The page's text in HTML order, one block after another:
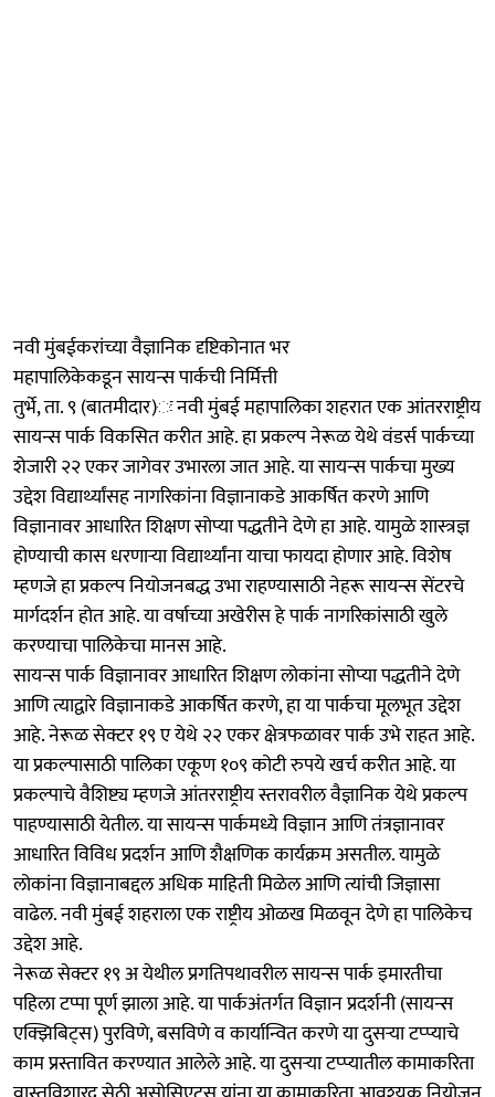
नवी मुंबईकरांच्या वैज्ञानिक दृष्टिकोनात भर
महापालिकेकडून सायन्स पार्कची निर्मित्ती
तुर्भे, ता. ९ (बातमीदार)ः नवी मुंबई महापालिका शहरात एक आंतरराष्ट्रीय
सायन्स पार्क विकसित करीत आहे. हा प्रकल्प नेरूळ येथे वंडर्स पार्कच्या
शेजारी २२ एकर जागेवर उभारला जात आहे. या सायन्स पार्कचा मुख्य
उद्देश विद्यार्थ्यांसह नागरिकांना विज्ञानाकडे आकर्षित करणे आणि
विज्ञानावर आधारित शिक्षण सोप्या पद्धतीने देणे हा आहे. यामुळे शास्त्रज्ञ
होण्याची कास धरणाऱ्या विद्यार्थ्यांना याचा फायदा होणार आहे. विशेष
म्हणजे हा प्रकल्प नियोजनबद्ध उभा राहण्यासाठी नेहरू सायन्स सेंटरचे
मार्गदर्शन होत आहे. या वर्षाच्या अखेरीस हे पार्क नागरिकांसाठी खुले
करण्याचा पालिकेचा मानस आहे.
सायन्स पार्क विज्ञानावर आधारित शिक्षण लोकांना सोप्या पद्धतीने देणे
आणि त्याद्वारे विज्ञानाकडे आकर्षित करणे, हा या पार्कचा मूलभूत उद्देश
आहे. नेरूळ सेक्टर १९ ए येथे २२ एकर क्षेत्रफळावर पार्क उभे राहत आहे.
या प्रकल्पासाठी पालिका एकूण १०९ कोटी रुपये खर्च करीत आहे. या
प्रकल्पाचे वैशिष्ट्य म्हणजे आंतरराष्ट्रीय स्तरावरील वैज्ञानिक येथे प्रकल्प
पाहण्यासाठी येतील. या सायन्स पार्कमध्ये विज्ञान आणि तंत्रज्ञानावर
आधारित विविध प्रदर्शन आणि शैक्षणिक कार्यक्रम असतील. यामुळे
लोकांना विज्ञानाबद्दल अधिक माहिती मिळेल आणि त्यांची जिज्ञासा
वाढेल. नवी मुंबई शहराला एक राष्ट्रीय ओळख मिळवून देणे हा पालिकेच
उद्देश आहे.
नेरूळ सेक्टर १९ अ येथील प्रगतिपथावरील सायन्स पार्क इमारतीचा
पहिला टप्पा पूर्ण झाला आहे. या पार्कअंतर्गत विज्ञान प्रदर्शनी (सायन्स
एक्झिबिट्स) पुरविणे, बसविणे व कार्यान्वित करणे या दुसऱ्या टप्प्याचे
काम प्रस्तावित करण्यात आलेले आहे. या दुसऱ्या टप्प्यातील कामाकरिता